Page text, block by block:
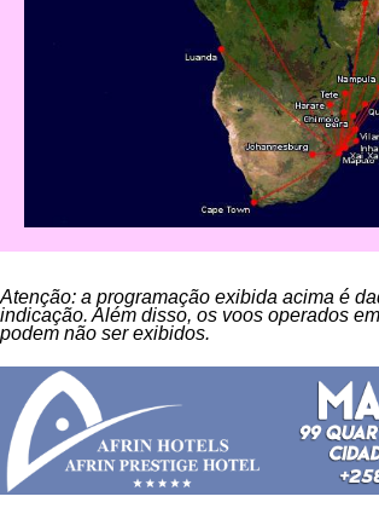
Atenção: a programação exibida acima é
indicação. Além disso, os voos operados
podem não ser exibidos.